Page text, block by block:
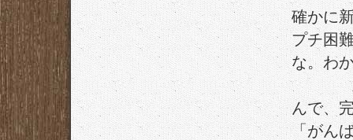
確かに
プチ困
な。わ
んで、
「がん